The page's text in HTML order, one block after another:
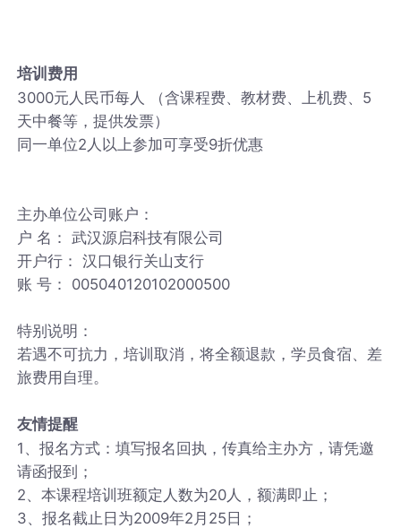
培训费用
3000元人民币每人 （含课程费、教材费、上机费、5
天中餐等，提供发票）
同一单位2人以上参加可享受9折优惠
主办单位公司账户：
户 名： 武汉源启科技有限公司
开户行： 汉口银行关山支行
账 号： 005040120102000500
特别说明：
若遇不可抗力，培训取消，将全额退款，学员食宿、差
旅费用自理。
友情提醒
1、报名方式：填写报名回执，传真给主办方，请凭邀
请函报到；
2、本课程培训班额定人数为20人，额满即止；
3、报名截止日为2009年2月25日；